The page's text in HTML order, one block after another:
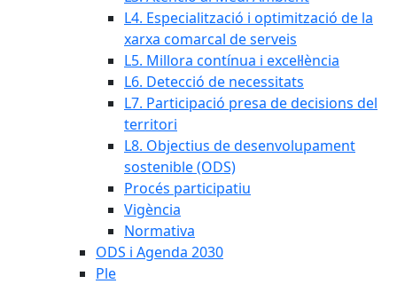
L4. Especialització i optimització de la
xarxa comarcal de serveis
L5. Millora contínua i excel·lència
L6. Detecció de necessitats
L7. Participació presa de decisions del
territori
L8. Objectius de desenvolupament
sostenible (ODS)
Procés participatiu
Vigència
Normativa
ODS i Agenda 2030
Ple